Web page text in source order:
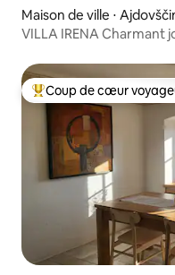
Maison de ville ⋅
VILLA IRENA Charmant
Coups de cœur
Coup de cœur